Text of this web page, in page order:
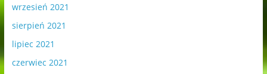
wrzesień 2021
sierpień 2021
lipiec 2021
czerwiec 2021